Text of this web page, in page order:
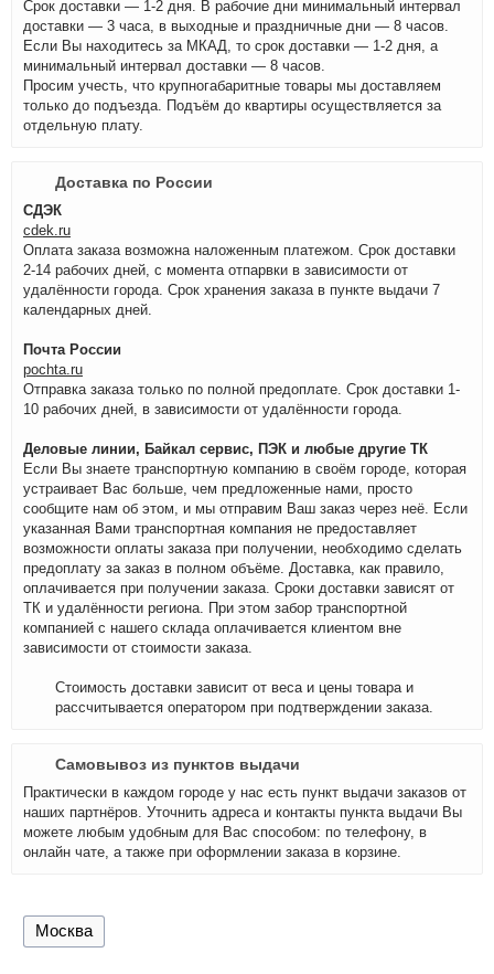
Срок доставки — 1-2 дня. В рабочие дни минимальный интервал
доставки — 3 часа, в выходные и праздничные дни — 8 часов.
Если Вы находитесь за МКАД, то срок доставки — 1-2 дня, а
минимальный интервал доставки — 8 часов.
Просим учесть, что крупногабаритные товары мы доставляем
только до подъезда. Подъём до квартиры осуществляется за
отдельную плату.
Доставка по России
СДЭК
cdek.ru
Оплата заказа возможна наложенным платежом. Срок доставки
2-14 рабочих дней, с момента отпарвки в зависимости от
удалённости города. Срок хранения заказа в пункте выдачи 7
календарных дней.
Почта России
pochta.ru
Отправка заказа только по полной предоплате. Срок доставки 1-
10 рабочих дней, в зависимости от удалённости города.
Деловые линии, Байкал сервис, ПЭК и любые другие ТК
Если Вы знаете транспортную компанию в своём городе, которая
устраивает Вас больше, чем предложенные нами, просто
сообщите нам об этом, и мы отправим Ваш заказ через неё. Если
указанная Вами транспортная компания не предоставляет
возможности оплаты заказа при получении, необходимо сделать
предоплату за заказ в полном объёме. Доставка, как правило,
оплачивается при получении заказа. Сроки доставки зависят от
ТК и удалённости региона. При этом забор транспортной
компанией с нашего склада оплачивается клиентом вне
зависимости от стоимости заказа.
Стоимость доставки зависит от веса и цены товара и
рассчитывается оператором при подтверждении заказа.
Самовывоз из пунктов выдачи
Практически в каждом городе у нас есть пункт выдачи заказов от
наших партнёров. Уточнить адреса и контакты пункта выдачи Вы
можете любым удобным для Вас способом: по телефону, в
онлайн чате, а также при оформлении заказа в корзине.
Москва